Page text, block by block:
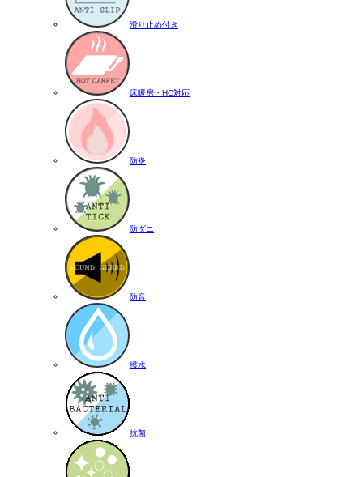
滑り止め付き
床暖房・HC対応
防炎
防ダニ
防音
撥水
抗菌